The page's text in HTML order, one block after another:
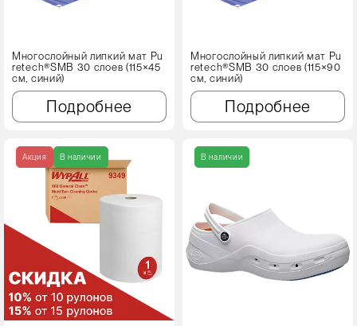
Многослойный липкий мат Pu
retech®SMB 30 слоев (115×45
см, синий)
Подробнее
Многослойный липкий мат Pu
retech®SMB 30 слоев (115×90
см, синий)
Подробнее
Акция В наличии В наличии